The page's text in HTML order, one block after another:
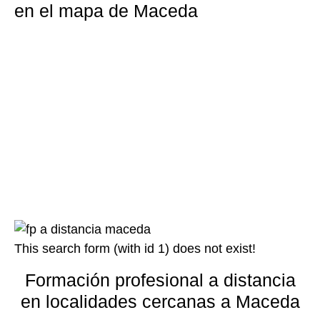
en el mapa de Maceda
This search form (with id 1) does not exist!
Formación profesional a distancia
en localidades cercanas a Maceda